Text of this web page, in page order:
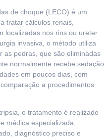
de choque (LECO) é um
tratar cálculos renais,
localizadas nos rins ou ureter
invasiva, o método utiliza
as pedras, que são eliminadas
normalmente recebe sedação
em poucos dias, com
a procedimentos
o tratamento é realizado
médica especializada,
diagnóstico preciso e